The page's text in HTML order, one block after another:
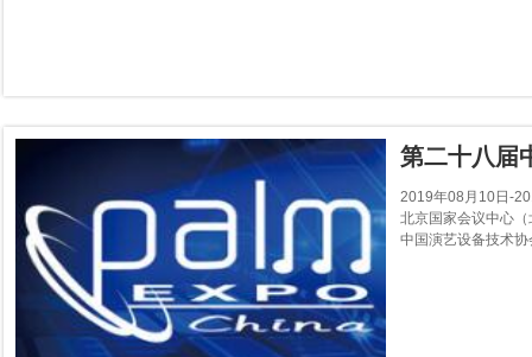
第二十八届
2019年08月10日-
北京国家会议中心
中国演艺设备技术协